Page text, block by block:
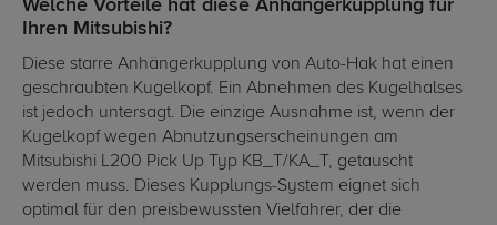
Welche Vorteile hat diese Anhängerkupplung für
Ihren Mitsubishi?
Diese starre Anhängerkupplung von Auto-Hak hat einen
geschraubten Kugelkopf. Ein Abnehmen des Kugelhalses
ist jedoch untersagt. Die einzige Ausnahme ist, wenn der
Kugelkopf wegen Abnutzungserscheinungen am
Mitsubishi L200 Pick Up Typ KB_T/KA_T, getauscht
werden muss. Dieses Kupplungs-System eignet sich
optimal für den preisbewussten Vielfahrer, der die